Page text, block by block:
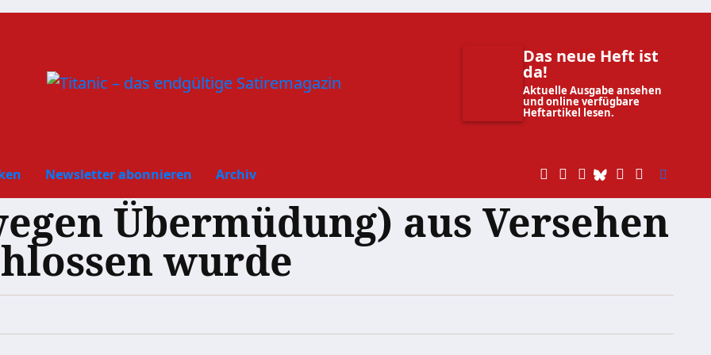
Das neue Heft ist
da!
Aktuelle Ausgabe ansehen
und online verfügbare
Heftartikel lesen.
Newsletter abonnieren Archiv
Übermüdung) aus Versehen
wurde